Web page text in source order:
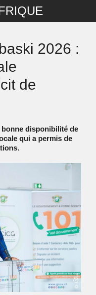
2026 :
de
bonne disponibilité de
qui a permis de